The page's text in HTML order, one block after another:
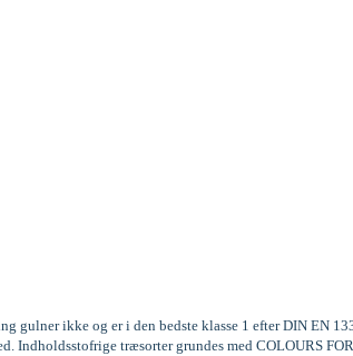
gulner ikke og er i den bedste klasse 1 efter DIN EN
træsorter grundes med COLOURS